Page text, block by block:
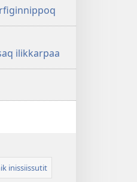
ilikkarpaa
inissiissutit